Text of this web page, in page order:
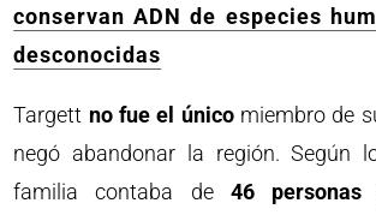
conservan ADN de especies
desconocidas
Targett no fue el únicomiembro de
negó abandonar la región. Según
familia contaba de 46 personas